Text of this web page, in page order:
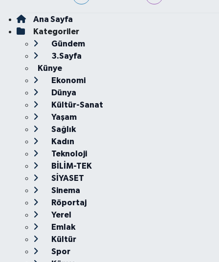
Ana Sayfa
Kategoriler
Gündem
3.Sayfa
Künye
Ekonomi
Dünya
Kültür-Sanat
Yaşam
Sağlık
Kadın
Teknoloji
BİLİM-TEK
SİYASET
Sinema
Röportaj
Yerel
Emlak
Kültür
Spor